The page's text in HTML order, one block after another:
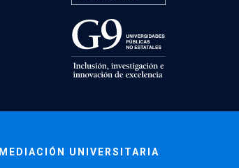
MEDIACIÓN UNIVERSITARIA